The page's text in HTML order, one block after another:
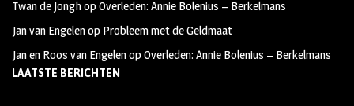
kr
a
e
r
Twan de JonghopOverleden: Annie Bolenius – Berkelmans
Jan van Engelenop Probleem met de Geldmaat
Jan en Roos van EngelenopOverleden: Annie Bolenius – Berkelmans
LAATSTE BERICHTEN